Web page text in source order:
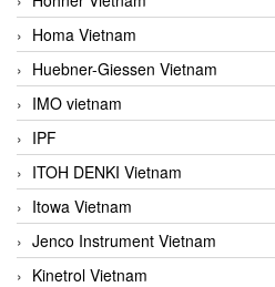
Homa Vietnam
Huebner-Giessen Vietnam
IMO vietnam
IPF
ITOH DENKI Vietnam
Itowa Vietnam
Jenco Instrument Vietnam
Kinetrol Vietnam